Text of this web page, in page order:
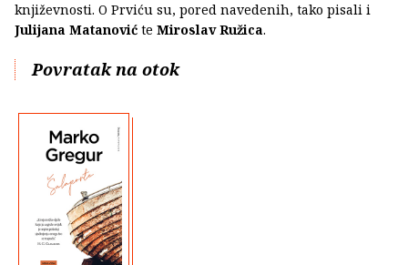
književnosti. O Prviću su, pored navedenih, tako pisali i
Julijana Matanović te Miroslav Ružica.
Povratak na otok